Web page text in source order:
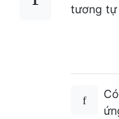
tương tự